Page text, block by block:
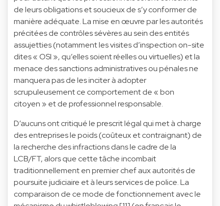
de leurs obligations et soucieux de s’y conformer de
manière adéquate. La mise en œuvre par les autorités
précitées de contrôles sévères au sein des entités
assujetties (notamment les visites d’inspection on-site
dites « OSI », qu’elles soient réelles ou virtuelles) et la
menace des sanctions administratives ou pénales ne
manquera pas de les inciter à adopter
scrupuleusement ce comportement de « bon
citoyen » et de professionnel responsable.
D’aucuns ont critiqué le prescrit légal qui met à charge
des entreprises le poids (coûteux et contraignant) de
la recherche des infractions dans le cadre de la
LCB/FT, alors que cette tâche incombait
traditionnellement en premier chef aux autorités de
poursuite judiciaire et à leurs services de police. La
comparaison de ce mode de fonctionnement avec le